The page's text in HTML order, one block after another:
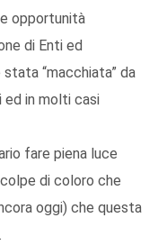
opportunità
di Enti ed
“macchiata” da
ed in molti casi
fare piena luce
di coloro che
oggi) che questa